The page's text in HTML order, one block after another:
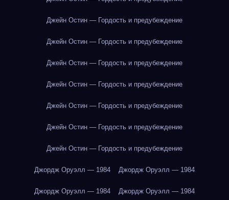
Джейн Остин — Гордость и предубеждение
Джейн Остин — Гордость и предубеждение
Джейн Остин — Гордость и предубеждение
Джейн Остин — Гордость и предубеждение
Джейн Остин — Гордость и предубеждение
Джейн Остин — Гордость и предубеждение
Джейн Остин — Гордость и предубеждение
Джордж Оруэлл — 1984 Джордж Оруэлл — 1984
Джордж Оруэлл — 1984 Джордж Оруэлл — 1984